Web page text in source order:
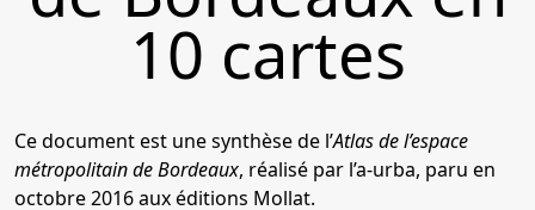
10 cartes
Ce document est une synthèse de l’Atlas de l’espace
métropolitain de Bordeaux, réalisé par l’a-urba, paru en
octobre 2016 aux éditions Mollat.